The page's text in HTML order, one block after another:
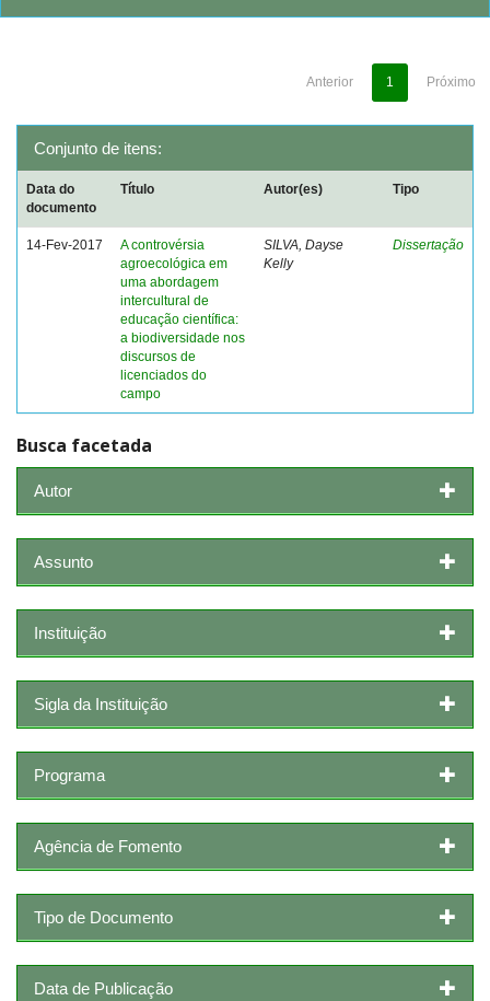
Anterior 1 Próximo
Conjunto de itens:
Data do
documento
Título Autor(es) Tipo
14-Fev-2017
A controvérsia
agroecológica em
uma abordagem
intercultural de
educação científica:
a biodiversidade nos
discursos de
licenciados do
campo
SILVA, Dayse
Kelly
Dissertação
Busca facetada
Autor
Assunto
Instituição
Sigla da Instituição
Programa
Agência de Fomento
Tipo de Documento
Data de Publicação